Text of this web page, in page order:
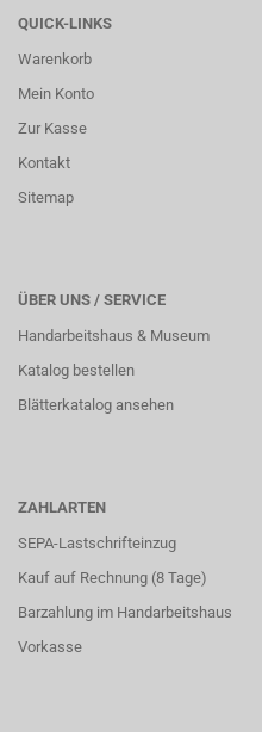
QUICK-LINKS
Warenkorb
Mein Konto
Zur Kasse
Kontakt
Sitemap
ÜBER UNS / SERVICE
Handarbeitshaus & Museum
Katalog bestellen
Blätterkatalog ansehen
ZAHLARTEN
SEPA-Lastschrifteinzug
Kauf auf Rechnung (8 Tage)
Barzahlung im Handarbeitshaus
Vorkasse